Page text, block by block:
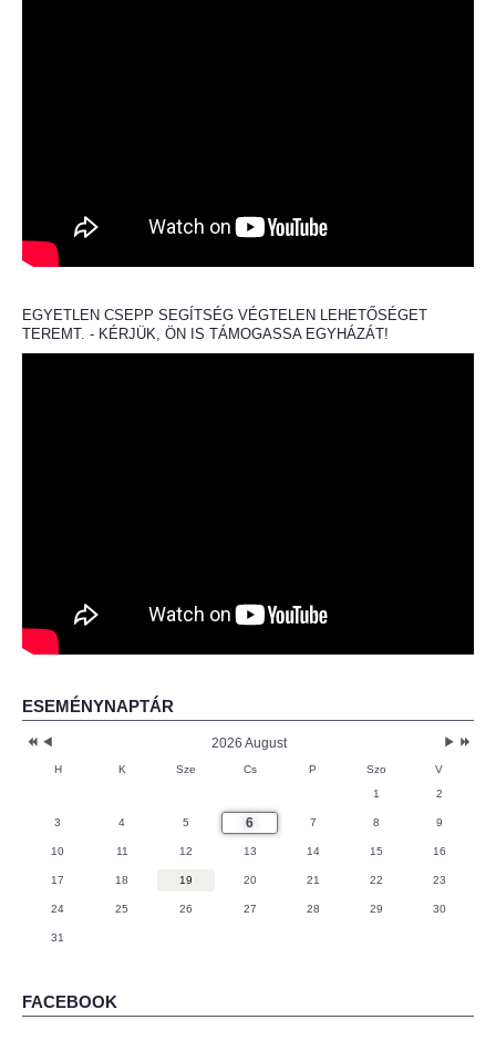
EGYETLEN CSEPP SEGÍTSÉG VÉGTELEN LEHETŐSÉGET
TEREMT. - KÉRJÜK, ÖN IS TÁMOGASSA EGYHÁZÁT!
ESEMÉNYNAPTÁR
2026 August
H K Sze Cs P Szo
V
1
2
3 4 5 6 7 8 9
10 11 12 13 14 15 16
17 18 19 20 21 22 23
24 25 26 27 28 29 30
31
FACEBOOK